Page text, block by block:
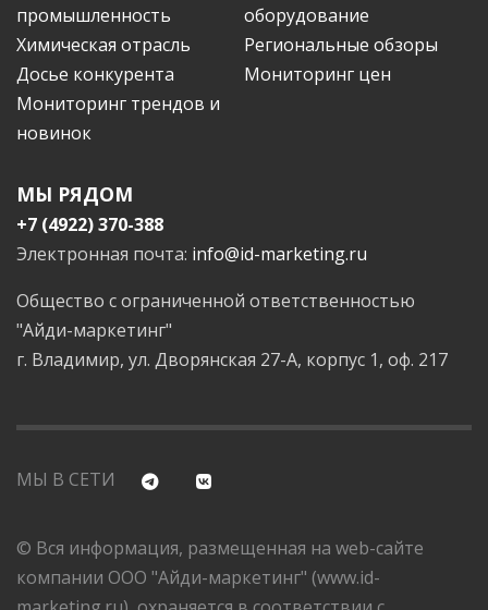
промышленность
оборудование
Химическая отрасль
Региональные обзоры
Досье конкурента
Мониторинг цен
Мониторинг трендов и
новинок
МЫ РЯДОМ
+7 (4922) 370-388
Электронная почта: info@id-marketing.ru
Общество с ограниченной ответственностью
"Айди-маркетинг"
г. Владимир, ул. Дворянская 27-А, корпус 1, оф. 217
МЫ В СЕТИ
© Вся информация, размещенная на web-сайте
компании ООО "Айди-маркетинг" (www.id-